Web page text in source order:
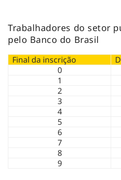
Trabalhadores do setor
pelo Banco do Brasil
Final da inscrição
0
1
2
3
4
5
6
7
8
9